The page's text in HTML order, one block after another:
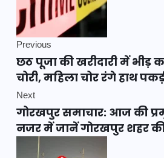
Previous
छठ पूजा की खरीदारी में भीड़
चोरी, महिला चोर रंगे हाथ
Next
गोरखपुर समाचार: आज की
नजर में जानें गोरखपुर शहर